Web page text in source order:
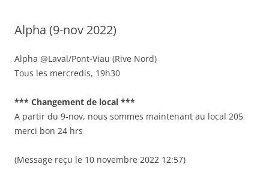
Alpha (9-nov 2022)
Alpha @Laval/Pont-Viau (Rive Nord)
Tous les mercredis, 19h30
*** Changement de local ***
A partir du 9-nov, nous sommes maintenant au local 205
merci bon 24 hrs
(Message reçu le 10 novembre 2022 12:57)